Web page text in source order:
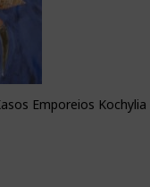
Emporeios Kochylia